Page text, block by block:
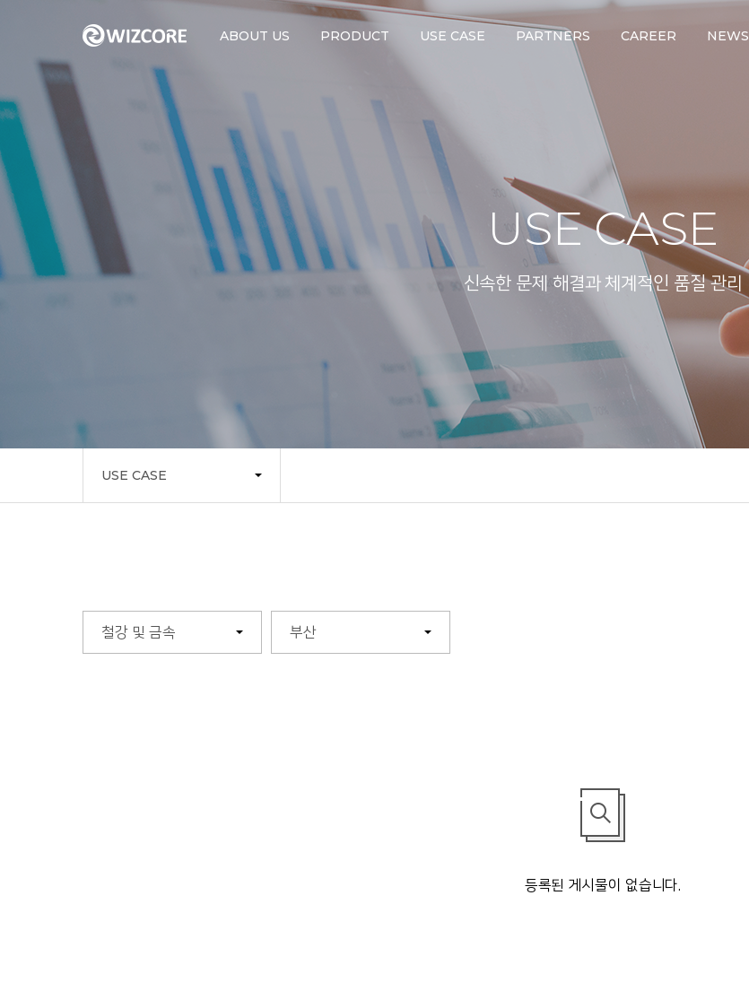
ABOUT US PRODUCT USE CASE PARTNERS CAREER NEWS
USE CASE
신속한 문제 해결과 체계적인 품질 관리
USE CASE
철강 및 금속 부산
등록된 게시물이 없습니다.